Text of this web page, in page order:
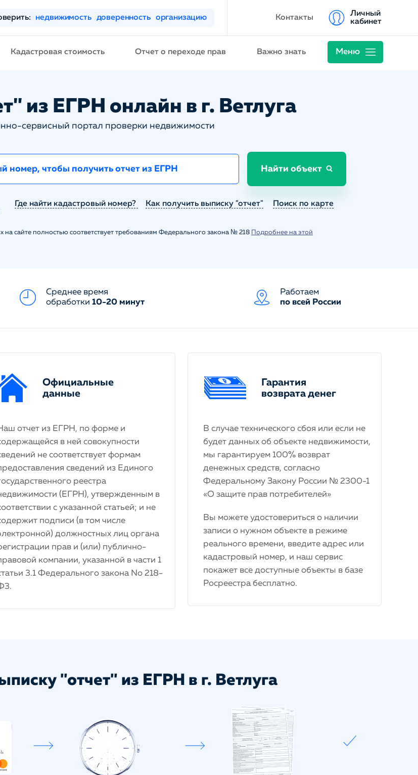
недвижимость доверенность организацию Контакты
Личный
кабинет
Кадастровая стоимость Отчет о переходе прав Важно знать Меню
из ЕГРН онлайн в г. Ветлуга
сервисный портал проверки недвижимости
Найти объект
Где найти кадастровый номер? Как получить выписку "отчет" Поиск по карте
на сайте полностью соответствует требованиям Федерального закона № 218 Подробнее на этой
Среднее время
обработки 10-20 минут
Работаем
по всей России
Официальные
данные
отчет из ЕГРН, по форме и
в ней совокупности
не соответствует формам
сведений из Единого
реестра
(ЕГРН), утвержденным в
с указанной статьей; и не
подписи (в том числе
должностных лиц органа
прав и (или) публично-
компании, указанной в части 1
3.1 Федерального закона No 218-
Гарантия
возврата денег
В случае технического сбоя или если не
будет данных об объекте недвижимости,
мы гарантируем 100% возврат
денежных средств, согласно
Федеральному Закону России № 2300-1
«О защите прав потребителей»
Вы можете удостовериться о наличии
записи о нужном объекте в режиме
реального времени, введите адрес или
кадастровый номер, и наш сервис
покажет все доступные объекты в базе
Росреестра бесплатно.
"отчет" из ЕГРН в г. Ветлуга